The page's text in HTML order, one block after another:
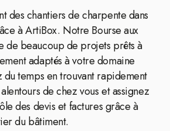
des chantiers de charpente dans
à ArtiBox. Notre Bourse aux
de beaucoup de projets prêts à
adaptés à votre domaine
du temps en trouvant rapidement
de chez vous et assignez
des devis et factures grâce à
du bâtiment.